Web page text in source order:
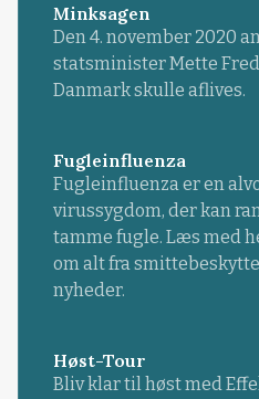
Minksagen
Den 4. november 2020
statsminister Mette
Danmark skulle aflives.
Fugleinfluenza
Fugleinfluenza er en
virussygdom, der kan
tamme fugle. Læs med
om alt fra
nyheder.
Høst-Tour
Bliv klar til høst med